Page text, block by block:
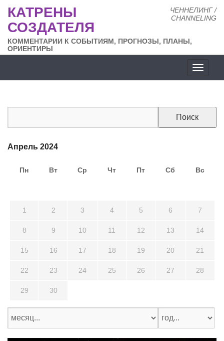
ЧЕННЕЛИНГ /
CHANNELING
КАТРЕНЫ
СОЗДАТЕЛЯ
КОММЕНТАРИИ К СОБЫТИЯМ, ПРОГНОЗЫ, ПЛАНЫ,
ОРИЕНТИРЫ
сайта
Апрель 2024
Пн Вт Ср Чт Пт Сб Вс
1 2 3 4 5 6 7
8 9 10 11 12 13 14
15 16 17 18 19 20 21
22 23 24 25 26 27 28
29 30